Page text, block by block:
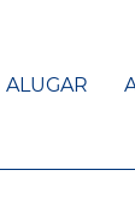
ALUGAR